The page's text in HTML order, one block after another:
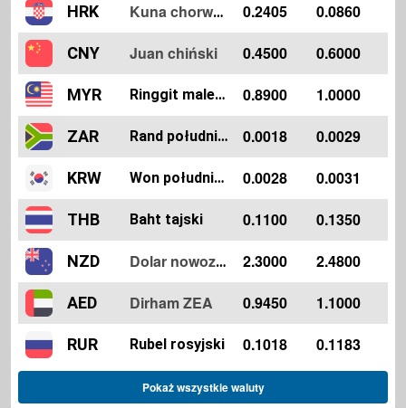
HRK Kuna chorwacka 0.2405 0.0860
CNY Juan chiński 0.4500 0.6000
MYR Ringgit malezyjski 0.8900 1.0000
ZAR Rand południowoafrykański 0.0018 0.0029
KRW Won południowokoreański 0.0028 0.0031
THB Baht tajski 0.1100 0.1350
NZD Dolar nowozelandzki 2.3000 2.4800
AED Dirham ZEA 0.9450 1.1000
RUR Rubel rosyjski 0.1018 0.1183
Pokaż wszystkie waluty